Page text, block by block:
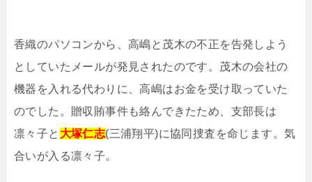
香織のパソコンから、高嶋と茂木の不正を告発しよう
としていたメールが発見されたのです。茂木の会社の
機器を入れる代わりに、高嶋はお金を受け取っていた
のでした。贈収賄事件も絡んできたため、支部長は
凛々子と 大塚仁志(三浦翔平)に協同捜査を命じます。気
合いが入る凛々子。